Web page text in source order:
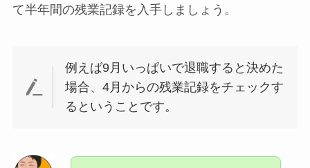
て半年間の残業記録を入手しましょう。
例えば9月いっぱいで退職すると決めた
場合、4月からの残業記録をチェックす
るということです。